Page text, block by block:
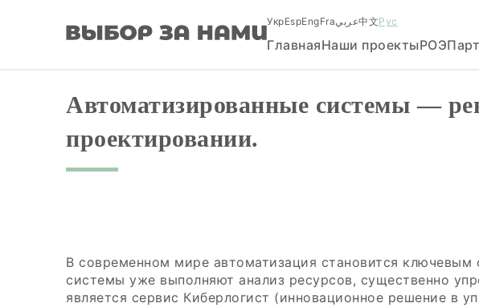
УкрEspEngFraعربي中文Рус
ГлавнаяНаши проектыРОЭ
Автоматизированные системы —
проектировании.
В современном мире автоматизация становится
системы уже выполняют анализ ресурсов, существенно
является сервис Киберлогист (инновационное решение в